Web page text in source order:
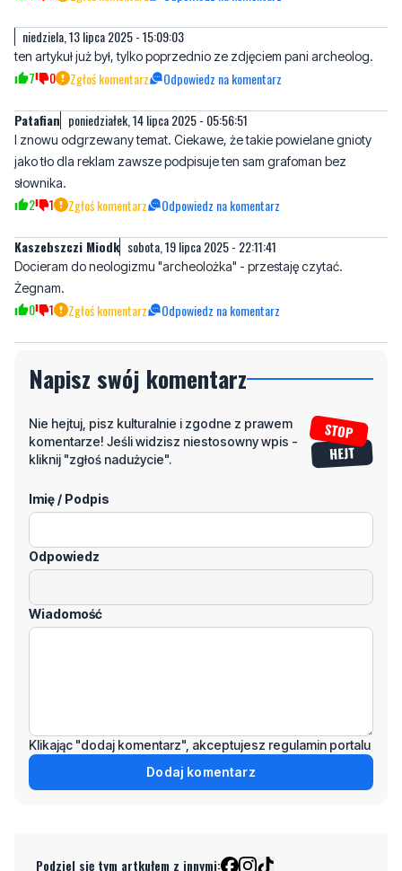
Patafian poniedziałek, 14 lipca 2025 - 05:56:51
I znowu odgrzewany temat. Ciekawe, że takie powielane gnioty
słownika.
2 1 Zgłoś komentarz Odpowiedz na komentarz
Kaszebszczi Miodk
Docieram do neologizmu "archeolożka" - przestaję czytać.
0 1 Zgłoś komentarz Odpowiedz na komentarz
Napisz swój komentarz
komentarze! Jeśli widzisz niestosowny wpis -
kliknij "zgłoś nadużycie".
Imię / Podpis
Odpowiedz
Wiadomość